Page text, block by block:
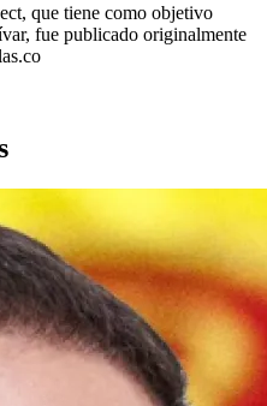
que tiene como objetivo
fue publicado originalmente